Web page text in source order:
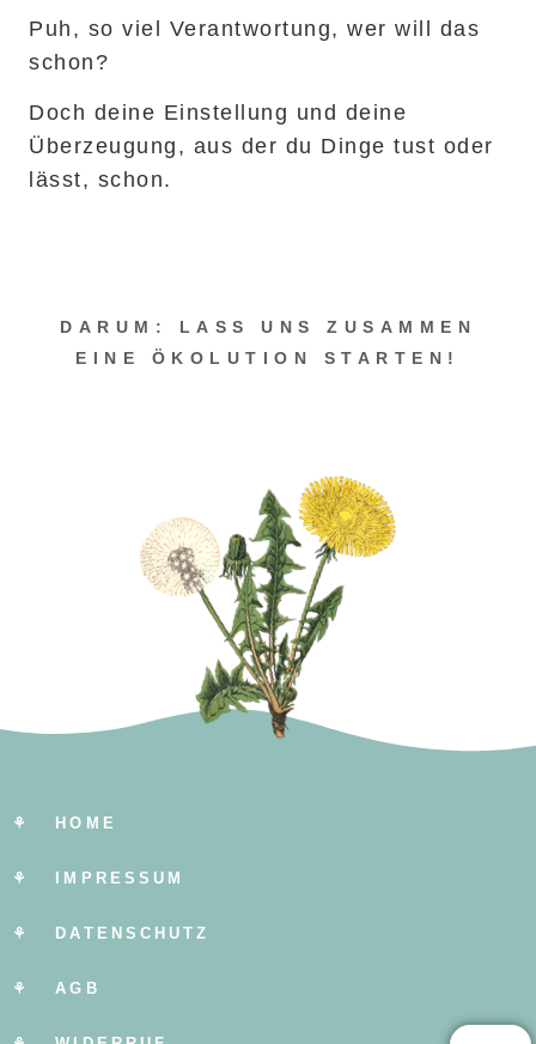
Puh, so viel Verantwortung, wer will das
schon?
Doch deine Einstellung und deine
Überzeugung, aus der du Dinge tust oder
lässt, schon.
DARUM: LASS UNS ZUSAMMEN
EINE ÖKOLUTION STARTEN!
⚘ HOME
⚘ IMPRESSUM
⚘ DATENSCHUTZ
⚘ AGB